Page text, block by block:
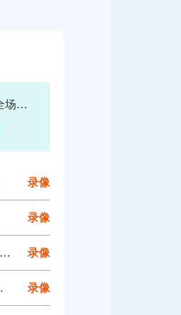
利物浦vs水晶宫 全场录像回放
录像
录像
录像
录像